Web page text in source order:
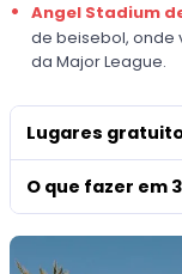
Angel Stadium
de beisebol, onde
da Major League.
Lugares
O que fazer em